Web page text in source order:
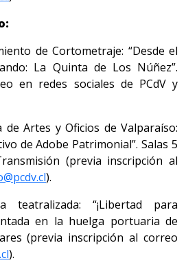
de Cortometraje: “Desde el
La Quinta de Los Núñez”.
en redes sociales de PCdV y
de Artes y Oficios de Valparaíso:
de Adobe Patrimonial”. Salas 5
(previa inscripción al
).
teatralizada: “¡Libertad para
en la huelga portuaria de
(previa inscripción al correo
).